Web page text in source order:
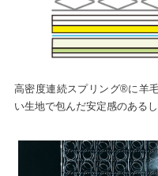
高密度連続スプリング®に羊
い生地で包んだ安定感のある